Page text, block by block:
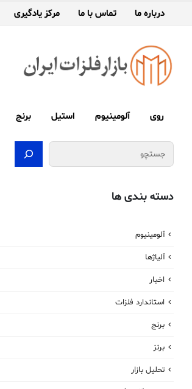
درباره ما تماس با ما مرکز یادگیری
روی آلومینیوم استیل برنج
جستجو
دسته بندی ها
آلومینیوم
آلیاژها
اخبار
استاندارد فلزات
برنج
برنز
تحلیل بازار